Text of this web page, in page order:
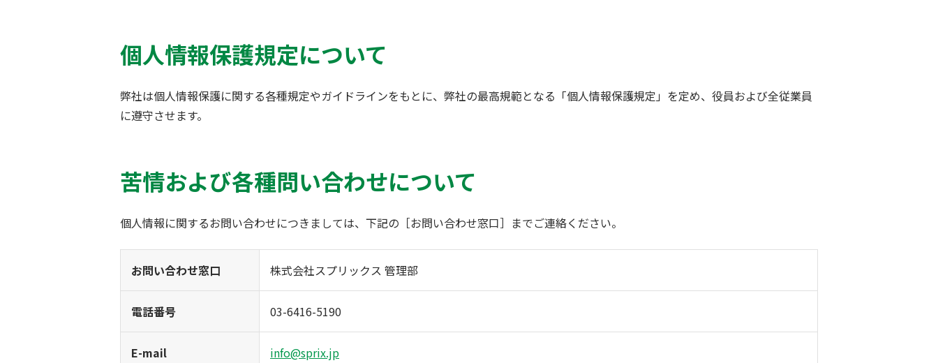
個人情報保護規定について
弊社は個人情報保護に関する各種規定やガイドラインをもとに、弊社の最高規範となる「個人情報保護規定」を定め、役員および全従業員
に遵守させます。
苦情および各種問い合わせについて
個人情報に関するお問い合わせにつきましては、下記の［お問い合わせ窓口］までご連絡ください。
お問い合わせ窓口 株式会社スプリックス 管理部
電話番号 03-6416-5190
E-mail info@sprix.jp